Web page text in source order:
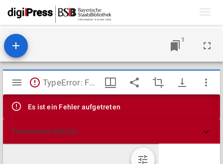
1
Mirador
Viewer
TypeError: Failed to fetch
Es ist ein Fehler aufgetreten
Technische Details